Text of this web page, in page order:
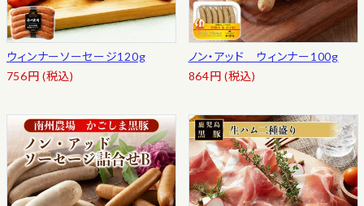
ウィンナーソーセージ120g
756円(税込)
ノン・アッド ウィンナー100g
864円(税込)